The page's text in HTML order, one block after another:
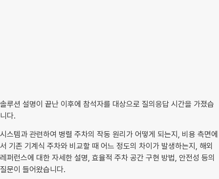
솔루션 설명이 끝난 이후에 참석자를 대상으로 질의응답 시간을 가졌습
니다.
시스템과 관련하여 병렬 주차의 작동 원리가 어떻게 되는지, 비용 측면에
서 기존 기계식 주차와 비교할 때 어느 정도의 차이가 발생하는지, 해외
레퍼런스에 대한 자세한 설명, 효율적 주차 공간 구현 방법, 안전성 등의
질문이 들어왔습니다.